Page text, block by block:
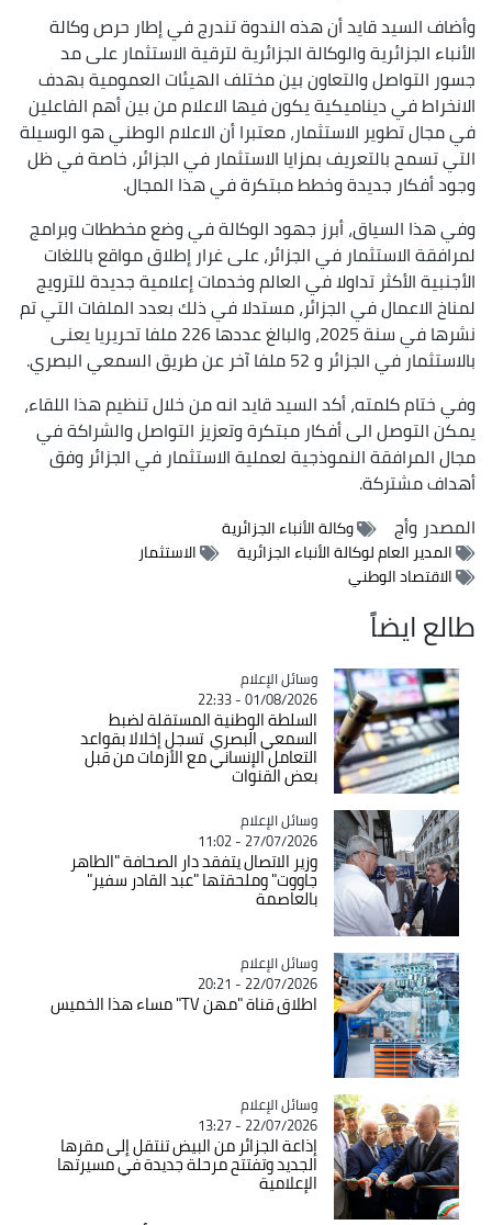
وأضاف السيد قايد أن هذه الندوة تندرج في إطار حرص وكالة
الأنباء الجزائرية والوكالة الجزائرية لترقية الاستثمار على مد
جسور التواصل والتعاون بين مختلف الهيئات العمومية بهدف
الانخراط في ديناميكية يكون فيها الاعلام من بين أهم الفاعلين
في مجال تطوير الاستثمار، معتبرا أن الاعلام الوطني هو الوسيلة
التي تسمح بالتعريف بمزايا الاستثمار في الجزائر، خاصة في ظل
وجود أفكار جديدة وخطط مبتكرة في هذا المجال.
وفي هذا السياق، أبرز جهود الوكالة في وضع مخططات وبرامج
لمرافقة الاستثمار في الجزائر، على غرار إطلاق مواقع باللغات
الأجنبية الأكثر تداولا في العالم وخدمات إعلامية جديدة للترويج
لمناخ الاعمال في الجزائر، مستدلا في ذلك بعدد الملفات التي تم
نشرها في سنة 2025، والبالغ عددها 226 ملفا تحريريا يعنى
بالاستثمار في الجزائر و 52 ملفا آخر عن طريق السمعي البصري.
وفي ختام كلمته، أكد السيد قايد انه من خلال تنظيم هذا اللقاء،
يمكن التوصل الى أفكار مبتكرة وتعزيز التواصل والشراكة في
مجال المرافقة النموذجية لعملية الاستثمار في الجزائر وفق
أهداف مشتركة.
المصدروأج
وكالة الأنباء الجزائرية
المدير العام لوكالة الأنباء الجزائرية
الاستثمار
الاقتصاد الوطني
طالع ايضاً
Catégorie
وسائل الإعلام
01/08/2026 - 22:33
السلطة الوطنية المستقلة لضبط
السمعي البصري تسجل إخلالا بقواعد
التعامل الإنساني مع الأزمات من قبل
بعض القنوات
Catégorie
وسائل الإعلام
27/07/2026 - 11:02
وزير الاتصال يتفقد دار الصحافة "الطاهر
جاووت" وملحقتها "عبد القادر سفير"
بالعاصمة
Catégorie
وسائل الإعلام
22/07/2026 - 20:21
اطلاق قناة "مهن TV" مساء هذا الخميس
Catégorie
وسائل الإعلام
22/07/2026 - 13:27
إذاعة الجزائر من البيض تنتقل إلى مقرها
الجديد وتفتتح مرحلة جديدة في مسيرتها
الإعلامية